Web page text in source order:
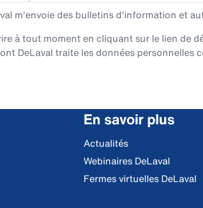
m'envoie des bulletins d'information et
à tout moment en cliquant sur le lien de
DeLaval traite les données
En savoir plus
Actualités
Webinaires DeLaval
Fermes virtuelles DeLaval